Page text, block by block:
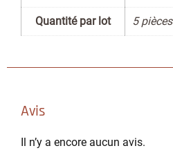
Quantité par lot 5 pièces
Avis
Il n’y a encore aucun avis.